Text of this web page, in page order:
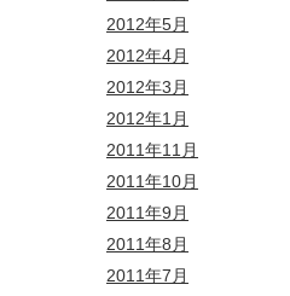
2012年5月
2012年4月
2012年3月
2012年1月
2011年11月
2011年10月
2011年9月
2011年8月
2011年7月